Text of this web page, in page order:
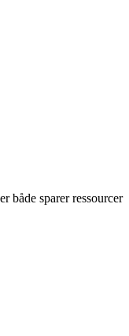
både sparer ressourcer